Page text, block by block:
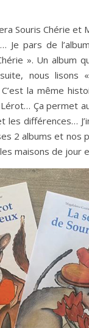
Souris Chérie et
Je pars de
». Un album
nous lisons
la même
Ça permet
les différences…
2 albums et nos
maisons de jour